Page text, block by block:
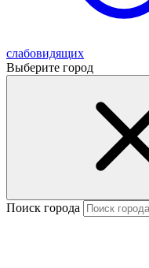
слабовидящих
Выберите город
Поиск города